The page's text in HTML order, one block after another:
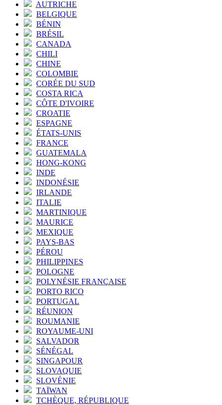
AUTRICHE
BELGIQUE
BÉNIN
BRÉSIL
CANADA
CHILI
CHINE
COLOMBIE
CORÉE DU SUD
COSTA RICA
CÔTE D'IVOIRE
CROATIE
ESPAGNE
ÉTATS-UNIS
FRANCE
GUATEMALA
HONG-KONG
INDE
INDONÉSIE
IRLANDE
ITALIE
MARTINIQUE
MAURICE
MEXIQUE
PAYS-BAS
PÉROU
PHILIPPINES
POLOGNE
POLYNÉSIE FRANÇAISE
PORTO RICO
PORTUGAL
RÉUNION
ROUMANIE
ROYAUME-UNI
SALVADOR
SÉNÉGAL
SINGAPOUR
SLOVAQUIE
SLOVÉNIE
TAÏWAN
TCHÈQUE, RÉPUBLIQUE